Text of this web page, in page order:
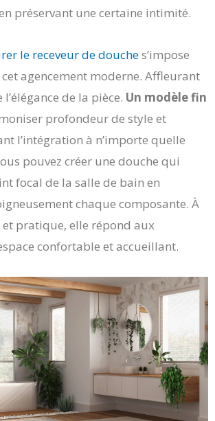
préservant une certaine intimité.
le receveur de douches’impose
agencement moderne. Affleurant
de la pièce. Un modèle fin
profondeur de style et
l’intégration à n’importe quelle
pouvez créer une douche qui
focal de la salle de bain en
chaque composante. À
pratique, elle répond aux
confortable et accueillant.